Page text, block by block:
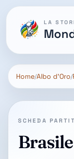
Home Albo d'Oro
SCHEDA